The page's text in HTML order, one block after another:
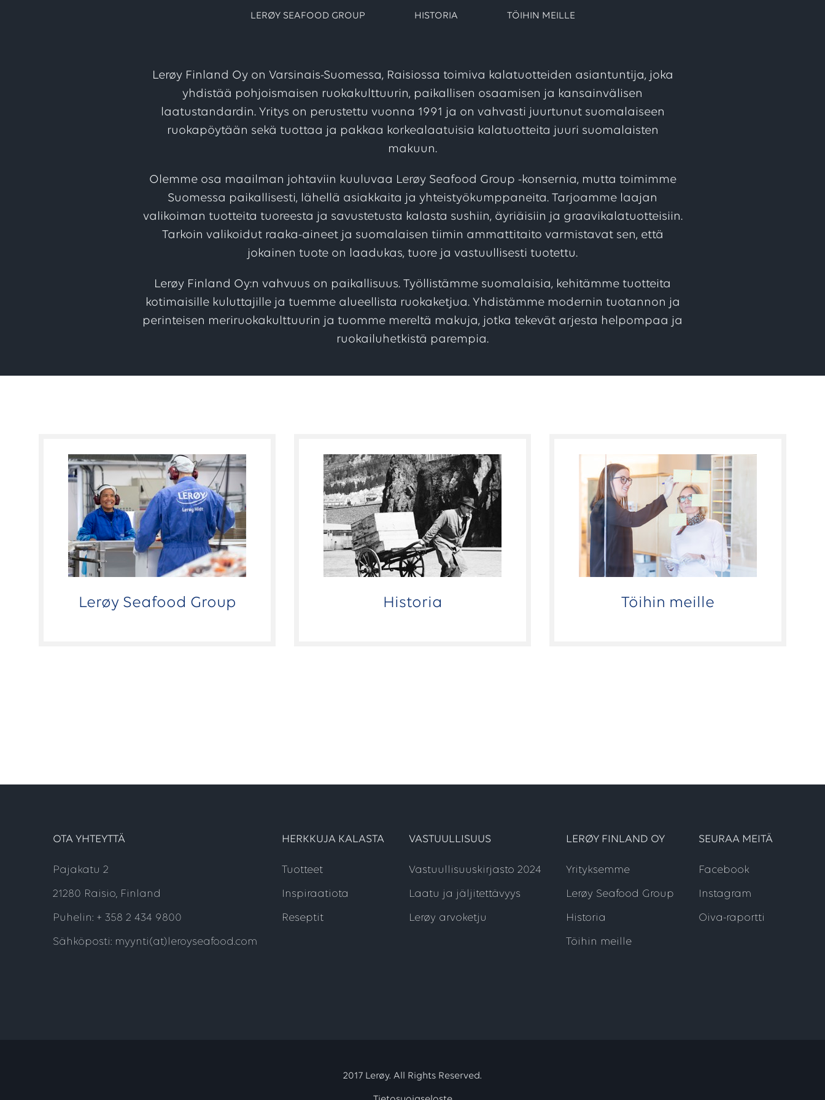
LERØY SEAFOOD GROUP HISTORIA TÖIHIN MEILLE
Lerøy Finland Oy on Varsinais-Suomessa, Raisiossa toimiva kalatuotteiden asiantuntija, joka
yhdistää pohjoismaisen ruokakulttuurin, paikallisen osaamisen ja kansainvälisen
laatustandardin. Yritys on perustettu vuonna 1991 ja on vahvasti juurtunut suomalaiseen
ruokapöytään sekä tuottaa ja pakkaa korkealaatuisia kalatuotteita juuri suomalaisten
makuun.
Olemme osa maailman johtaviin kuuluvaa Lerøy Seafood Group -konsernia, mutta toimimme
Suomessa paikallisesti, lähellä asiakkaita ja yhteistyökumppaneita. Tarjoamme laajan
valikoiman tuotteita tuoreesta ja savustetusta kalasta sushiin, äyriäisiin ja graavikalatuotteisiin.
Tarkoin valikoidut raaka-aineet ja suomalaisen tiimin ammattitaito varmistavat sen, että
jokainen tuote on laadukas, tuore ja vastuullisesti tuotettu.
Lerøy Finland Oy:n vahvuus on paikallisuus. Työllistämme suomalaisia, kehitämme tuotteita
kotimaisille kuluttajille ja tuemme alueellista ruokaketjua. Yhdistämme modernin tuotannon ja
perinteisen meriruokakulttuurin ja tuomme mereltä makuja, jotka tekevät arjesta helpompaa ja
ruokailuhetkistä parempia.
Lerøy Seafood Group Historia Töihin meille
OTA YHTEYTTÄ
Pajakatu 2
21280 Raisio, Finland
Puhelin: + 358 2 434 9800
Sähköposti: myynti(at)leroyseafood.com
HERKKUJA KALASTA
Tuotteet
Inspiraatiota
Reseptit
VASTUULLISUUS
Vastuullisuuskirjasto 2024
Laatu ja jäljitettävyys
Lerøy arvoketju
LERØY FINLAND OY
Yrityksemme
Lerøy Seafood Group
Historia
Töihin meille
SEURAA MEITÄ
Facebook
Instagram
Oiva-raportti
2017 Lerøy. All Rights Reserved.